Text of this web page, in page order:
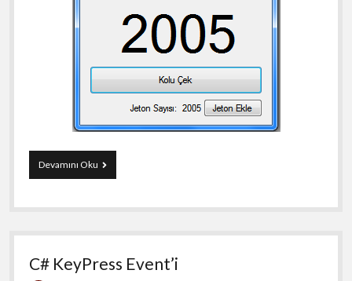
Devamını OkuC#
ile
Jackpot
C# KeyPress Event’i